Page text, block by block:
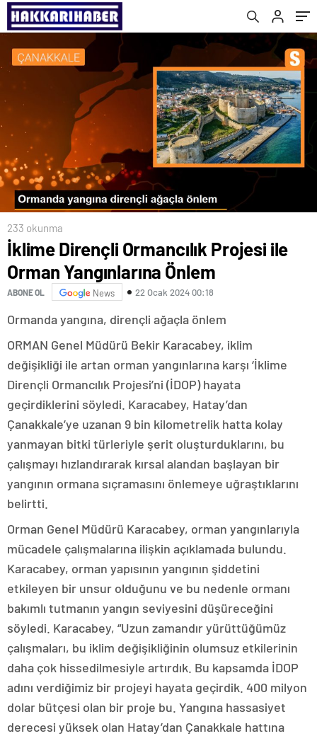
233 okunma
İklime Dirençli Ormancılık Projesi ile
Orman Yangınlarına Önlem
ABONE OL News 22 Ocak 2024 00:18
Ormanda yangına, dirençli ağaçla önlem
ORMAN Genel Müdürü Bekir Karacabey, iklim
değişikliği ile artan orman yangınlarına karşı ‘İklime
Dirençli Ormancılık Projesi’ni (İDOP) hayata
geçirdiklerini söyledi. Karacabey, Hatay’dan
Çanakkale’ye uzanan 9 bin kilometrelik hatta kolay
yanmayan bitki türleriyle şerit oluşturduklarını, bu
çalışmayı hızlandırarak kırsal alandan başlayan bir
yangının ormana sıçramasını önlemeye uğraştıklarını
belirtti.
Orman Genel Müdürü Karacabey, orman yangınlarıyla
mücadele çalışmalarına ilişkin açıklamada bulundu.
Karacabey, orman yapısının yangının şiddetini
etkileyen bir unsur olduğunu ve bu nedenle ormanı
bakımlı tutmanın yangın seviyesini düşüreceğini
söyledi. Karacabey, “Uzun zamandır yürüttüğümüz
çalışmaları, bu iklim değişikliğinin olumsuz etkilerinin
daha çok hissedilmesiyle artırdık. Bu kapsamda İDOP
adını verdiğimiz bir projeyi hayata geçirdik. 400 milyon
dolar bütçesi olan bir proje bu. Yangına hassasiyet
derecesi yüksek olan Hatay’dan Çanakkale hattına